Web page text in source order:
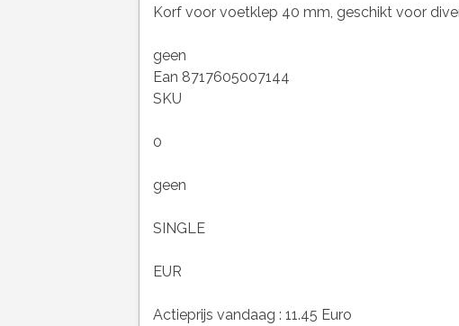
Korf voor voetklep 40 mm, geschikt voor
geen
Ean 8717605007144
SKU
0
geen
SINGLE
EUR
Actieprijs vandaag : 11.45 Euro